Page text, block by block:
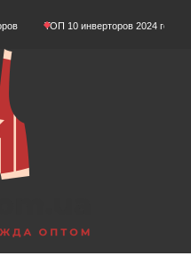
ТОП 10 инверторов 2024 года Що